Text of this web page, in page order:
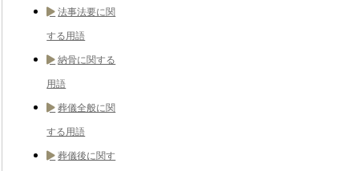
法事法要に関
する用語
納骨に関する
用語
葬儀全般に関
する用語
葬儀後に関す